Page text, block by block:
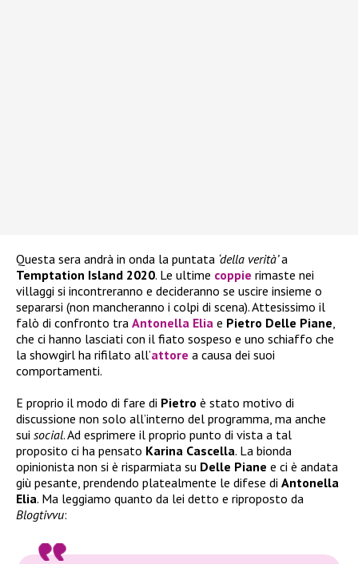
Questa sera andrà in onda la puntata ‘della verità’a
Temptation Island 2020. Le ultime coppie rimaste nei
villaggi si incontreranno e decideranno se uscire insieme o
separarsi (non mancheranno i colpi di scena). Attesissimo il
falò di confronto tra Antonella Elia e Pietro Delle Piane,
che ci hanno lasciati con il fiato sospeso e uno schiaffo che
la showgirl ha rifilato all’attore a causa dei suoi
comportamenti.
E proprio il modo di fare di Pietro è stato motivo di
discussione non solo all’interno del programma, ma anche
sui social. Ad esprimere il proprio punto di vista a tal
proposito ci ha pensato Karina Cascella. La bionda
opinionista non si è risparmiata su Delle Piane e ci è andata
giù pesante, prendendo platealmente le difese di Antonella
Elia. Ma leggiamo quanto da lei detto e riproposto da
Blogtivvu: